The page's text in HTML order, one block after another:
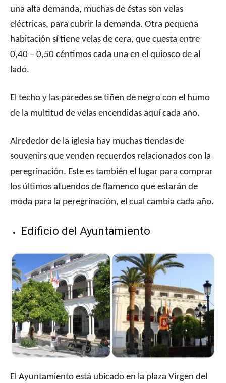
una alta demanda, muchas de éstas son velas
eléctricas, para cubrir la demanda. Otra pequeña
habitación sí tiene velas de cera, que cuesta entre
0,40 – 0,50 céntimos cada una en el quiosco de al
lado.
El techo y las paredes se tiñen de negro con el humo
de la multitud de velas encendidas aquí cada año.
Alrededor de la iglesia hay muchas tiendas de
souvenirs que venden recuerdos relacionados con la
peregrinación. Este es también el lugar para comprar
los últimos atuendos de flamenco que estarán de
moda para la peregrinación, el cual cambia cada año.
Edificio del Ayuntamiento
El Ayuntamiento está ubicado en la plaza Virgen del